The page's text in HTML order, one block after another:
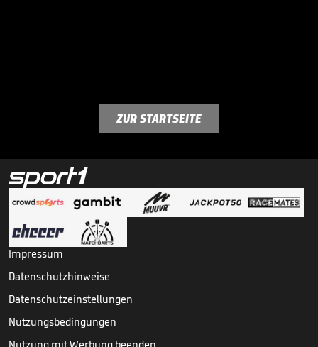
ZUR STARTSEITE
Impressum
Datenschutzhinweise
Datenschutzeinstellungen
Nutzungsbedingungen